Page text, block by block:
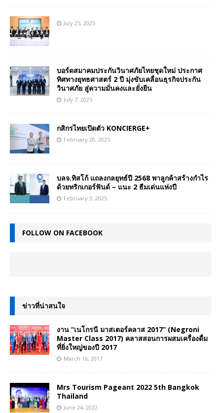
July 25, 2025
บอร์ดสมาคมประกันวินาศภัยไทยชุดใหม่ ประกาศ
ทิศทางยุทธศาสตร์ 2 ปี มุ่งขับเคลื่อนธุรกิจประกัน
วินาศภัย สู่ความมั่นคงและยั่งยืน
July 7, 2025
กสิกรไทยเปิดตัว KONCIERGE+
February 20, 2025
บลจ.ทิสโก้ แถลงกลยุทธ์ปี 2568 พาลูกค้าสร้างกำไร
ด้วยทริกเกอร์ฟันด์ – แนะ 2 ธีมเด่นแห่งปี
February 3, 2025
FOLLOW ON FACEBOOK
ข่าวที่น่าสนใจ
งาน “เนโกรนี มาสเตอร์คลาส 2017” (Negroni
Master Class 2017) คลาสสอนการผสมเครื่องดื่ม
ที่ยิ่งใหญ่ของปี 2017
March 16, 2017
Mrs Tourism Pageant 2022 5th Bangkok
Thailand
June 24, 2022